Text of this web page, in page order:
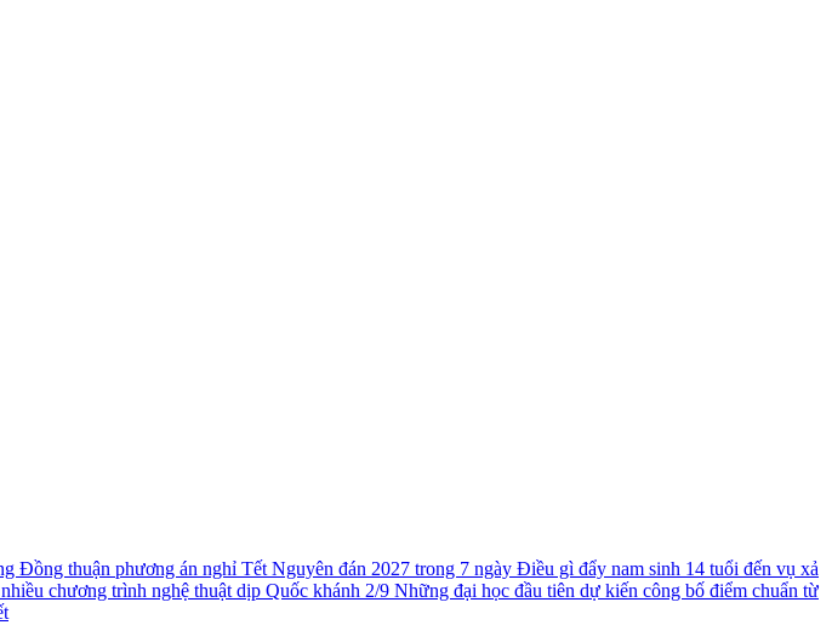
Đồng thuận phương án nghỉ Tết Nguyên đán 2027 trong 7 ngày Điều gì đẩy nam sinh 14 tuổi đến vụ xả
chương trình nghệ thuật dịp Quốc khánh 2/9 Những đại học đầu tiên dự kiến công bố điểm chuẩn từ